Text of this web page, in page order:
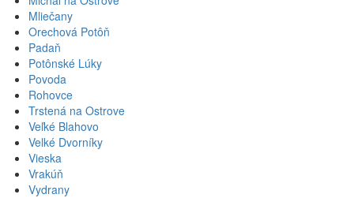
Mliečany
Orechová Potôň
Padaň
Potônské Lúky
Povoda
Rohovce
Trstená na Ostrove
Veľké Blahovo
Velké Dvorníky
Vieska
Vrakúň
Vydrany